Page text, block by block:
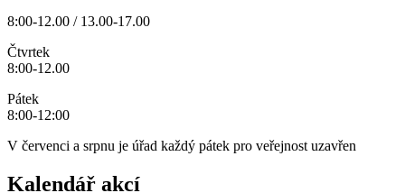
8:00-12.00 / 13.00-17.00
Čtvrtek
8:00-12.00
Pátek
8:00-12:00
V červenci a srpnu je úřad každý pátek pro veřejnost uzavřen
Kalendář akcí